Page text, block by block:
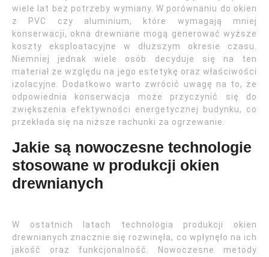
wiele lat bez potrzeby wymiany. W porównaniu do okien
z PVC czy aluminium, które wymagają mniej
konserwacji, okna drewniane mogą generować wyższe
koszty eksploatacyjne w dłuższym okresie czasu.
Niemniej jednak wiele osób decyduje się na ten
materiał ze względu na jego estetykę oraz właściwości
izolacyjne. Dodatkowo warto zwrócić uwagę na to, że
odpowiednia konserwacja może przyczynić się do
zwiększenia efektywności energetycznej budynku, co
przekłada się na niższe rachunki za ogrzewanie.
Jakie są nowoczesne technologie
stosowane w produkcji okien
drewnianych
W ostatnich latach technologia produkcji okien
drewnianych znacznie się rozwinęła, co wpłynęło na ich
jakość oraz funkcjonalność. Nowoczesne metody